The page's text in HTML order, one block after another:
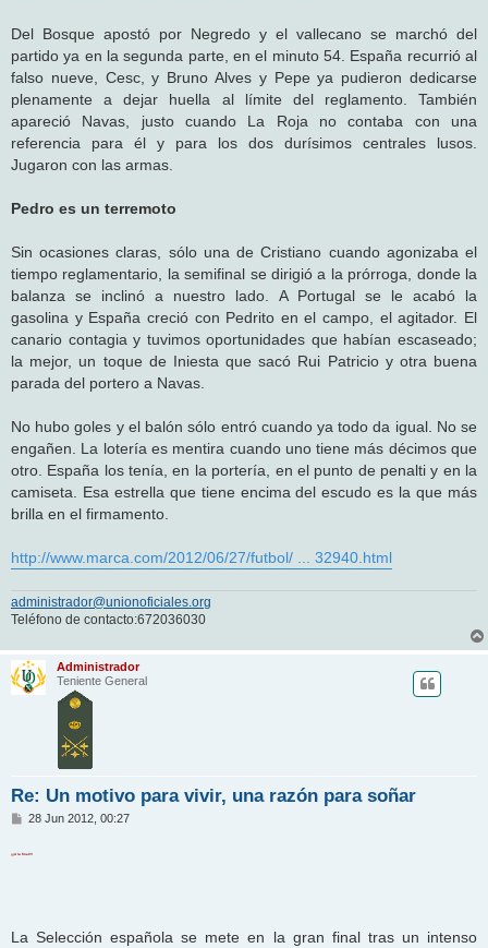
Del Bosque apostó por Negredo y el vallecano se marchó del
partido ya en la segunda parte, en el minuto 54. España recurrió al
falso nueve, Cesc, y Bruno Alves y Pepe ya pudieron dedicarse
plenamente a dejar huella al límite del reglamento. También
apareció Navas, justo cuando La Roja no contaba con una
referencia para él y para los dos durísimos centrales lusos.
Jugaron con las armas.
Pedro es un terremoto
Sin ocasiones claras, sólo una de Cristiano cuando agonizaba el
tiempo reglamentario, la semifinal se dirigió a la prórroga, donde la
balanza se inclinó a nuestro lado. A Portugal se le acabó la
gasolina y España creció con Pedrito en el campo, el agitador. El
canario contagia y tuvimos oportunidades que habían escaseado;
la mejor, un toque de Iniesta que sacó Rui Patricio y otra buena
parada del portero a Navas.
No hubo goles y el balón sólo entró cuando ya todo da igual. No se
engañen. La lotería es mentira cuando uno tiene más décimos que
otro. España los tenía, en la portería, en el punto de penalti y en la
camiseta. Esa estrella que tiene encima del escudo es la que más
brilla en el firmamento.
http://www.marca.com/2012/06/27/futbol/ ... 32940.html
administrador@unionoficiales.org
Teléfono de contacto:672036030
Administrador
Teniente General
Re: Un motivo para vivir, una razón para soñar
M
s
28 Jun 2012, 00:27
¡¡¡A la final!!!
La Selección española se mete en la gran final tras un intenso